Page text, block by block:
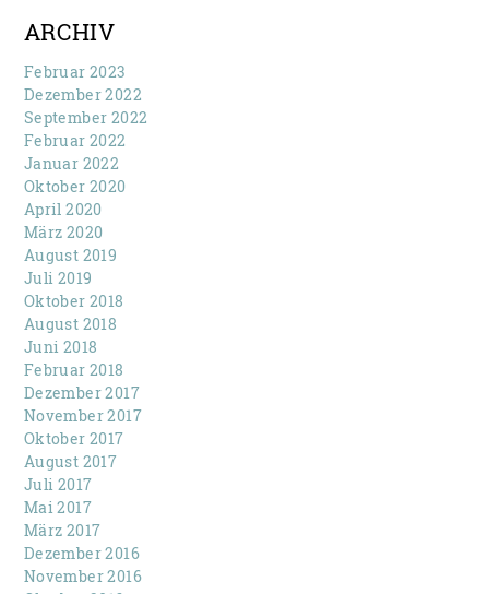
ARCHIV
Februar 2023
Dezember 2022
September 2022
Februar 2022
Januar 2022
Oktober 2020
April 2020
März 2020
August 2019
Juli 2019
Oktober 2018
August 2018
Juni 2018
Februar 2018
Dezember 2017
November 2017
Oktober 2017
August 2017
Juli 2017
Mai 2017
März 2017
Dezember 2016
November 2016